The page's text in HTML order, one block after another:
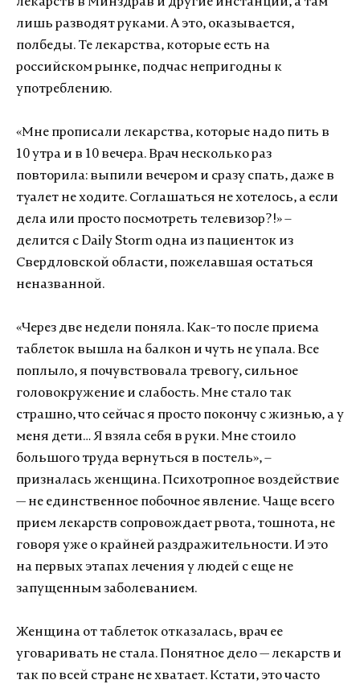
лишь разводят руками. А это, оказывается,
полбеды. Те лекарства, которые есть на
российском рынке, подчас непригодны к
употреблению.
«Мне прописали лекарства, которые надо пить в
10 утра и в 10 вечера. Врач несколько раз
повторила: выпили вечером и сразу спать, даже в
туалет не ходите. Соглашаться не хотелось, а если
дела или просто посмотреть телевизор?!» –
делится с Daily Storm одна из пациенток из
Свердловской области, пожелавшая остаться
неназванной.
«Через две недели поняла. Как-то после приема
таблеток вышла на балкон и чуть не упала. Все
поплыло, я почувствовала тревогу, сильное
головокружение и слабость. Мне стало так
страшно, что сейчас я просто покончу с жизнью, а у
меня дети… Я взяла себя в руки. Мне стоило
большого труда вернуться в постель», –
призналась женщина. Психотропное воздействие
— не единственное побочное явление. Чаще всего
прием лекарств сопровождает рвота, тошнота, не
говоря уже о крайней раздражительности. И это
на первых этапах лечения у людей с еще не
запущенным заболеванием.
Женщина от таблеток отказалась, врач ее
уговаривать не стала. Понятное дело — лекарств и
так по всей стране не хватает. Кстати, это часто